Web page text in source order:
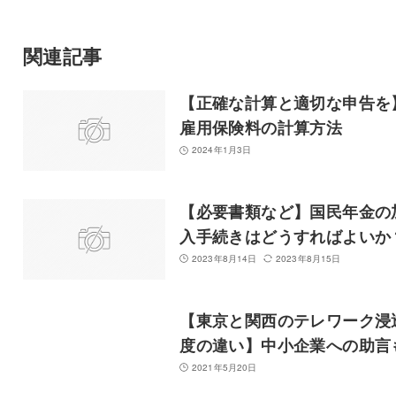
関連記事
【正確な計算と適切な申告を
雇用保険料の計算方法
2024年1月3日
【必要書類など】国民年金の
入手続きはどうすればよいか
2023年8月14日 2023年8月15日
【東京と関西のテレワーク浸
度の違い】中小企業への助言
2021年5月20日